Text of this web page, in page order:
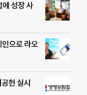
성장 사
으로 라오
헌 실시